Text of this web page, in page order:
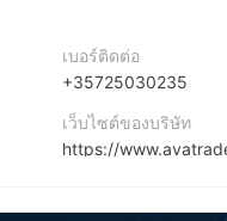
เบอร์ติดต่อ
+35725030235
เว็บไซต์ของบริษัท
hhttps://